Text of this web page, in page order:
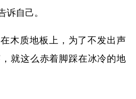
诉自己。
木质地板上，为了不发出声
就这么赤着脚踩在冰冷的地